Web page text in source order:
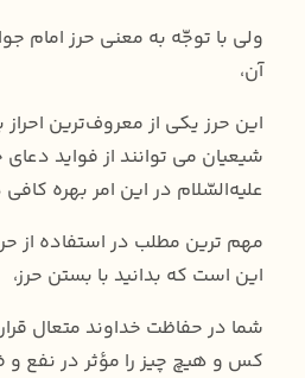
ولی با توجّه به معنی حرز امام
آن،
این حرز یکی از معروف‌ترین
شیعیان می توانند از فواید
علیه‌السّلام در این امر بهره
مهم ترین مطلب در استفاده از
این است که بدانید با بستن حرز،
شما در حفاظت خداوند متعال
کس و هیچ چیز را مؤثر در نفع و